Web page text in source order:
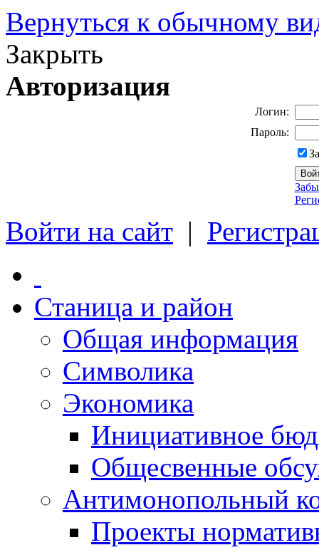
Вернуться к обычному
Закрыть
Авторизация
Логин:
Пароль:
Войти на сайт |
Станица и район
Общая информация
Символика
Экономика
Инициативное
Общесвенные
Антимонопольный
Проекты